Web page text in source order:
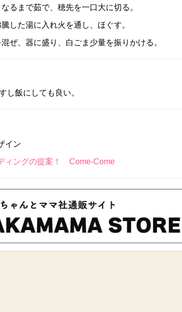
るまで茹で、穂先を一口大に切る。
した湯に入れ火を通し、ほぐす。
ぜ、器に盛り、白ごま少量を振りかける。
し飯にしても良い。
イン
ィングの提案！ Come-Come